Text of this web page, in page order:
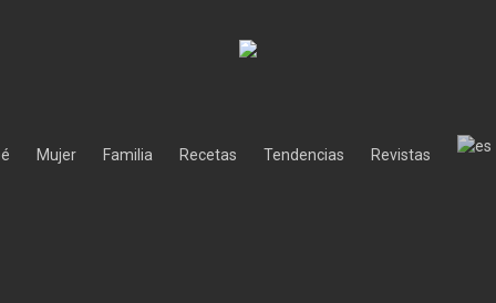
Mujer Familia Recetas Tendencias Revistas